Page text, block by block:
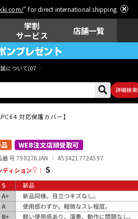
" for direct international shipping.
学割
サービス
店舗一覧
について(07月29日
詳細検索
ウクレレ
その他楽器
対応保護カバー】
WEB注文店頭受取可
番号 790276JAN ： 4534217724597
ディション
： S